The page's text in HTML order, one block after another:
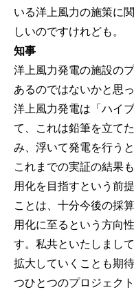
いる洋上風力の施策に
しいのですけれども。
知事
洋上風力発電の施設の
あるのではないかと思
洋上風力発電は「ハイ
て、これは鉛筆を立て
み、浮いて発電を行う
これまでの実証の結果
用化を目指すという前
ことは、十分今後の採
用化に至るという方向
す。私共といたしまし
拡大していくことも期
つひとつのプロジェク